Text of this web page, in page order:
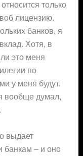
только
лицензию.
банков, я
Хотя, в
это меня
по
у меня будут.
вообще думал,
выдает
банкам – и оно